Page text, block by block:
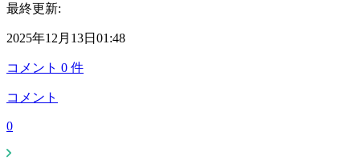
最終更新:
2025年12月13日01:48
コメント 0 件
コメント
0